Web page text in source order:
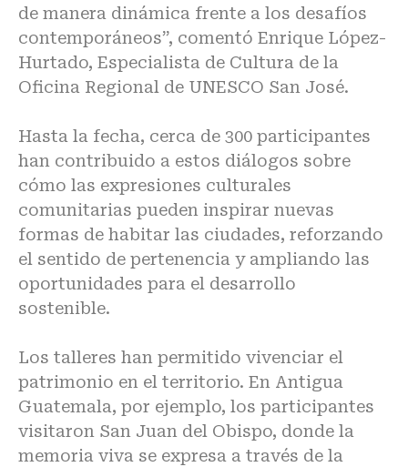
de manera dinámica frente a los desafíos
contemporáneos”, comentó Enrique López-
Hurtado, Especialista de Cultura de la
Oficina Regional de UNESCO San José.
Hasta la fecha, cerca de 300 participantes
han contribuido a estos diálogos sobre
cómo las expresiones culturales
comunitarias pueden inspirar nuevas
formas de habitar las ciudades, reforzando
el sentido de pertenencia y ampliando las
oportunidades para el desarrollo
sostenible.
Los talleres han permitido vivenciar el
patrimonio en el territorio. En Antigua
Guatemala, por ejemplo, los participantes
visitaron San Juan del Obispo, donde la
memoria viva se expresa a través de la